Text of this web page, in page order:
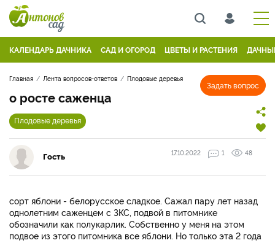
КАЛЕНДАРЬ ДАЧНИКА САД И ОГОРОД ЦВЕТЫ И РАСТЕНИЯ
Задать вопрос
Главная Лента вопросов-ответов Плодовые деревья
о росте саженца
Плодовые деревья
Гость 17.10.2022 1 48
сорт яблони - белорусское сладкое. Сажал пару лет назад
однолетним саженцем с ЗКС, подвой в питомнике
обозначили как полукарлик. Собственно у меня на этом
подвое из этого питомника все яблони. Но только эта 2 года